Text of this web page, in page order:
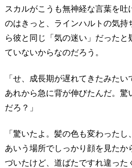
スカルがこうも無神経な言葉を吐
のはきっと、ラインハルトの気持
ら彼と同じ「気の迷い」だったと
ていないからなのだろう。
「せ、成長期が遅れてきたみたい
あれから急に背が伸びたんだ。驚
だろ？」
「驚いたよ。髪の色も変わったし
あいう場所でしっかり顔を見たか
づいたけど、道ばたですれ違った